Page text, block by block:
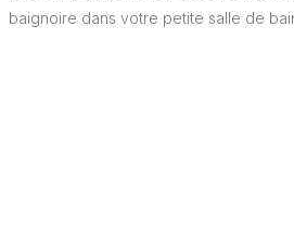
baignoire dans votre petite salle de